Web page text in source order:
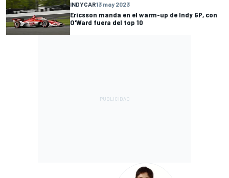
INDYCAR13 may 2023
Ericsson manda en el warm-up de Indy GP, con
O'Ward fuera del top 10